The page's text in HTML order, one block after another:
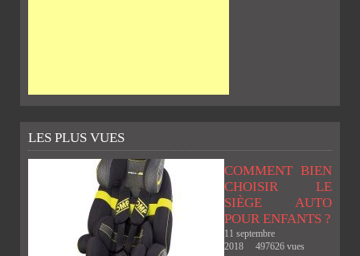
LES PLUS VUES
COMMENT BIEN
CHOISIR LE
SIÈGE AUTO
POUR ENFANTS ?
11 septembre
2018
497626 vues